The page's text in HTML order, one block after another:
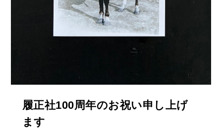
履正社100周年のお祝い申し上げ
ます